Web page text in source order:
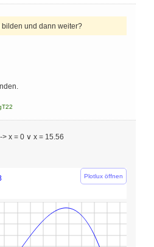
bilden und dann weiter?
> x = 0 ∨ x = 15.56
Plotlux öffnen